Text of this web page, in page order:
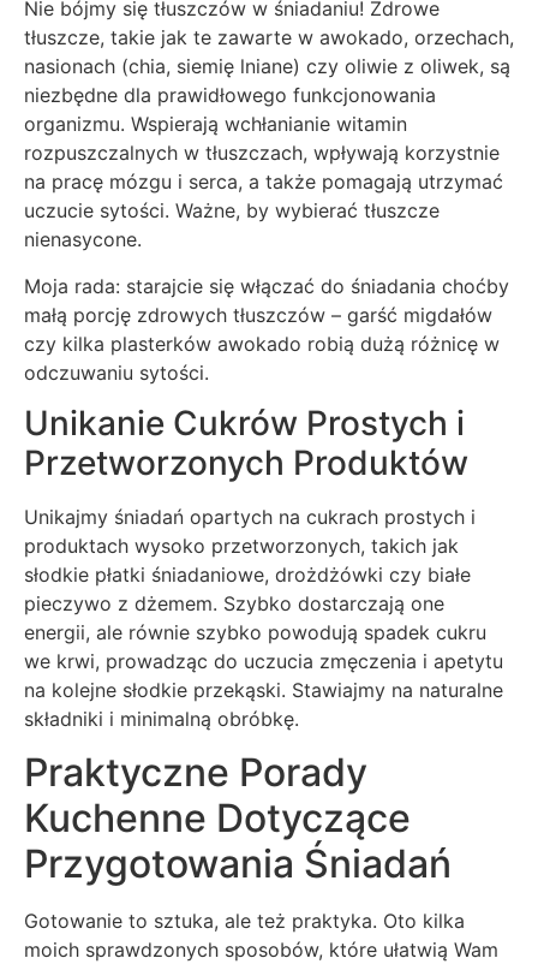
Nie bójmy się tłuszczów w śniadaniu! Zdrowe
tłuszcze, takie jak te zawarte w awokado, orzechach,
nasionach (chia, siemię lniane) czy oliwie z oliwek, są
niezbędne dla prawidłowego funkcjonowania
organizmu. Wspierają wchłanianie witamin
rozpuszczalnych w tłuszczach, wpływają korzystnie
na pracę mózgu i serca, a także pomagają utrzymać
uczucie sytości. Ważne, by wybierać tłuszcze
nienasycone.
Moja rada: starajcie się włączać do śniadania choćby
małą porcję zdrowych tłuszczów – garść migdałów
czy kilka plasterków awokado robią dużą różnicę w
odczuwaniu sytości.
Unikanie Cukrów Prostych i
Przetworzonych Produktów
Unikajmy śniadań opartych na cukrach prostych i
produktach wysoko przetworzonych, takich jak
słodkie płatki śniadaniowe, drożdżówki czy białe
pieczywo z dżemem. Szybko dostarczają one
energii, ale równie szybko powodują spadek cukru
we krwi, prowadząc do uczucia zmęczenia i apetytu
na kolejne słodkie przekąski. Stawiajmy na naturalne
składniki i minimalną obróbkę.
Praktyczne Porady
Kuchenne Dotyczące
Przygotowania Śniadań
Gotowanie to sztuka, ale też praktyka. Oto kilka
moich sprawdzonych sposobów, które ułatwią Wam